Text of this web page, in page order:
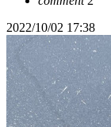
2022/10/02 17:38